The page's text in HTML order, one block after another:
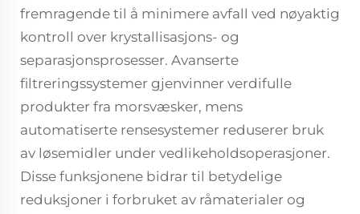
fremragende til å minimere avfall ved nøyaktig
kontroll over krystallisasjons- og
separasjonsprosesser. Avanserte
filtreringssystemer gjenvinner verdifulle
produkter fra morsvæsker, mens
automatiserte rensesystemer reduserer bruk
av løsemidler under vedlikeholdsoperasjoner.
Disse funksjonene bidrar til betydelige
reduksjoner i forbruket av råmaterialer og